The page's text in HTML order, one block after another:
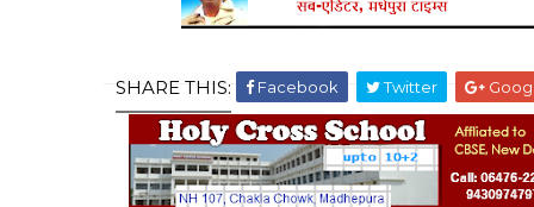
SHARE THIS: Facebook Twitter